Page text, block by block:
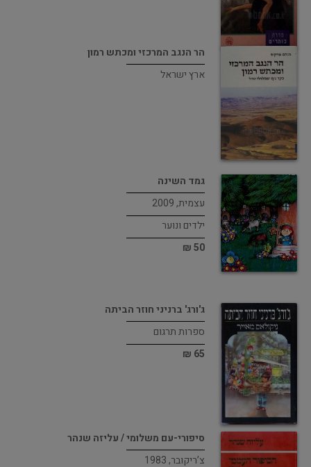
הר הנגב המרכזי ומכתש רמון
ארץ ישראל
גמד השינה
עצמית, 2009
ילדים ונוער
50 ₪
ג'ורג' ברניני חוזר הביתה
ספרות תרגום
65 ₪
סיפורי-עם משלומי / עליזה שנהר
צ’ריקובר, 1983